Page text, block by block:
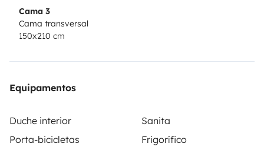
Cama 3
Cama transversal
150x210 cm
Equipamentos
Duche interior
Sanita
Porta-bicicletas
Frigorífico